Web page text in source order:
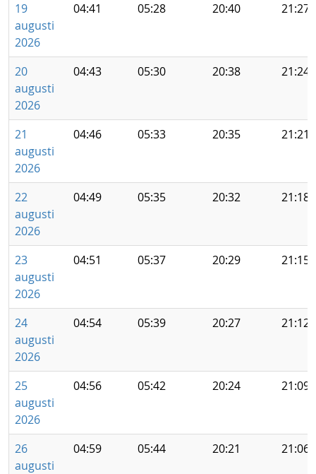
19
augusti
2026
04:41 05:28 20:40 21:27
20
augusti
2026
04:43 05:30 20:38 21:24
21
augusti
2026
04:46 05:33 20:35 21:21
22
augusti
2026
04:49 05:35 20:32 21:18
23
augusti
2026
04:51 05:37 20:29 21:15
24
augusti
2026
04:54 05:39 20:27 21:12
25
augusti
2026
04:56 05:42 20:24 21:09
26
augusti
04:59 05:44 20:21 21:06